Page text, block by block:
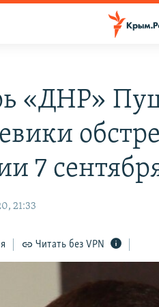
«ДНР»
7
21:33
Читать без VPN